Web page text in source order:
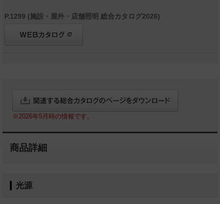
P.1299 (施設・屋外・店舗照明 総合カタログ2026)
※2026年5月時の情報です。
商品詳細
光源